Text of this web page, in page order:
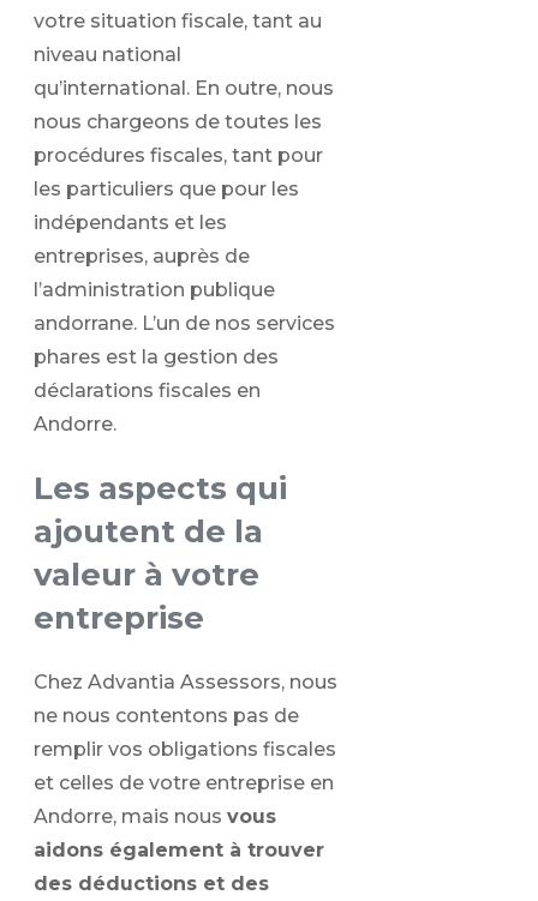
votre situation fiscale, tant au
niveau national
qu’international. En outre, nous
nous chargeons de toutes les
procédures fiscales, tant pour
les particuliers que pour les
indépendants et les
entreprises, auprès de
l’administration publique
andorrane. L’un de nos services
phares est la gestion des
déclarations fiscales en
Andorre.
Les aspects qui
ajoutent de la
valeur à votre
entreprise
Chez Advantia Assessors, nous
ne nous contentons pas de
remplir vos obligations fiscales
et celles de votre entreprise en
Andorre, mais nous vous
aidons également à trouver
des déductions et des